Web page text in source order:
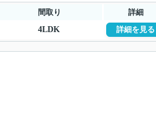
間取り 詳細
4LDK 詳細を見る